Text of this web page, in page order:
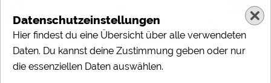
Datenschutzeinstellungen
Hier findest du eine Übersicht über alle verwendeten
Daten. Du kannst deine Zustimmung geben oder nur
die essenziellen Daten auswählen.